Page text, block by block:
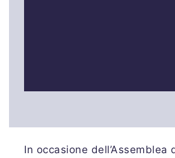
In occasione dell’Assemblea